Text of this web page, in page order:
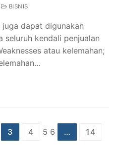
BISNIS
dapat digunakan
seluruh kendali penjualan
atau kelemahan;
3 4 5 6 …
14